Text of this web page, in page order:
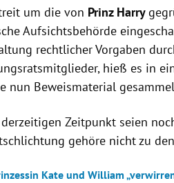
um die von Prinz Harry
Aufsichtsbehörde
rechtlicher Vorgaben
hieß es in
nun Beweismaterial
Zeitpunkt seien
gehöre nicht zu
Kate und William